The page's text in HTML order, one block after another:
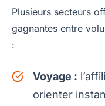
Plusieurs secteurs
gagnantes entre
:
Voyage :
orienter